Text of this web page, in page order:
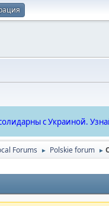
с Украиной.
Forums ► Polskie forum ►